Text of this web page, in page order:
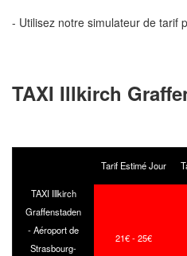
- Utilisez notre simulateur de tarif
TAXI Illkirch
Tarif Estimé Jour
TAXI Illkirch
Graffenstaden
- Aéroport de
Strasbourg-
21€ - 25€